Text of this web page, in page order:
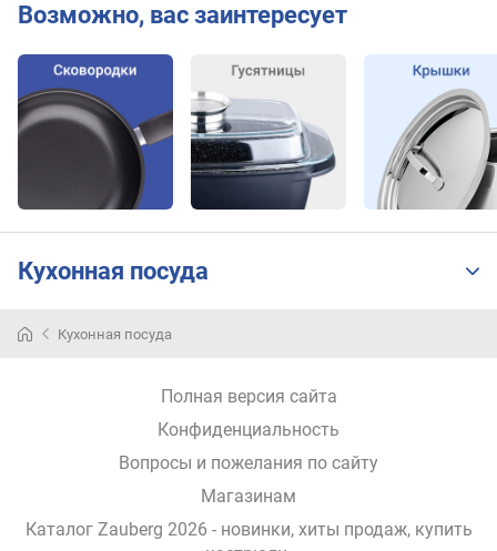
Возможно, вас заинтересует
Кухонная посуда
Кухонная посуда
Полная версия сайта
Конфиденциальность
Вопросы и пожелания по сайту
Магазинам
Каталог Zauberg 2026 - новинки, хиты продаж, купить